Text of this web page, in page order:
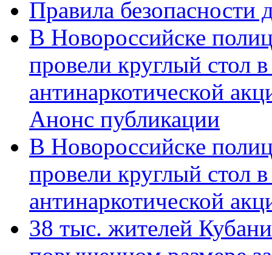
Правила безопасности
В Новороссийске
провели круглый стол
антинаркотической
Анонс публикации
В Новороссийске
провели круглый стол
антинаркотической
38 тыс. жителей